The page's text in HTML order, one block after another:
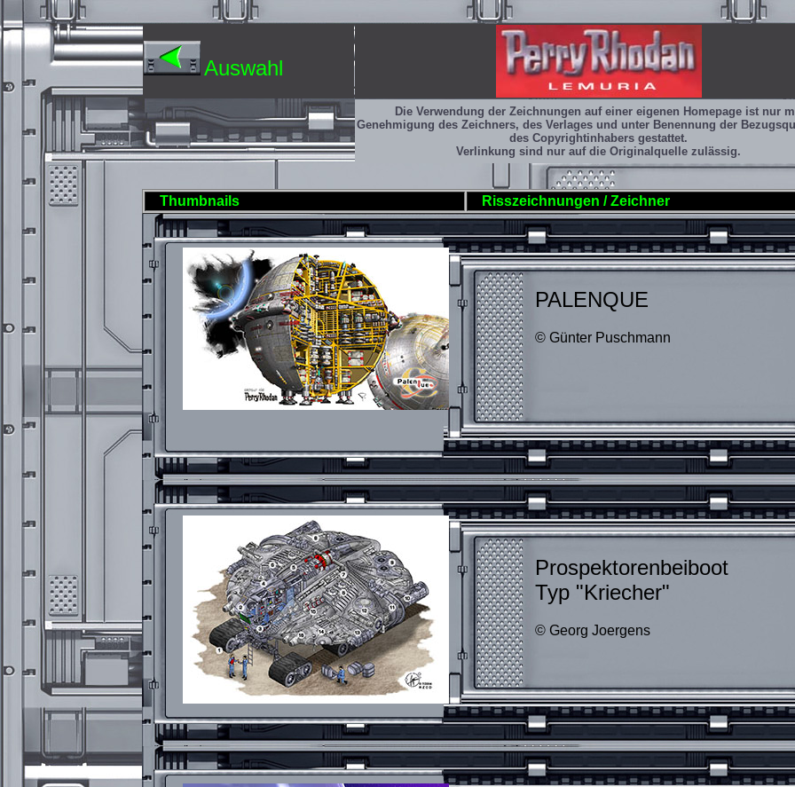
Auswahl
Die Verwendung der Zeichnungen auf einer eigenen Homepage ist nur
Genehmigung des Zeichners, des Verlages und unter Benennung der
des Copyrightinhabers gestattet.
Verlinkung sind nur auf die Originalquelle zulässig.
Thumbnails Risszeichnungen / Zeichner
PALENQUE
© Günter Puschmann
Prospektorenbeiboot
Typ "Kriecher"
© Georg Joergens